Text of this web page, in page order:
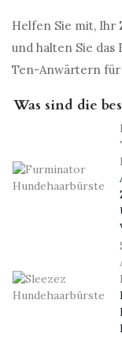
Helfen Sie mit, Ihr
und halten Sie das
Ten-Anwärtern für
Was sind die